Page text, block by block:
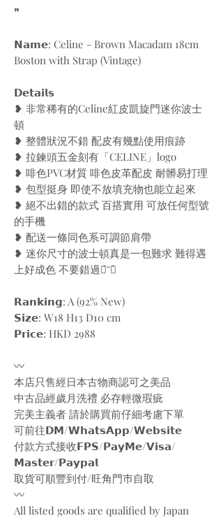
❞
𝗡𝗮𝗺𝗲: Celine - Brown Macadam 18cm
Boston with Strap (Vintage)
𝗗𝗲𝘁𝗮𝗶𝗹𝘀
❥ 非常稀有的Celine紅皮凱旋門迷你波士
頓
❥ 整體狀況不錯 配皮有幾點使用痕跡
❥ 拉鍊頭五金刻有「CELINE」logo
❥ 啡色PVC材質 啡色皮革配皮 耐髒易打理
❥ 包型挺身 即使不放填充物也能立起來
❥ 絕不出錯的款式 百搭實用 可放任何型號
的手機
❥ 配送一條同色系可調節肩帶
❥ 迷你尺寸的波士頓真是一包難求 難得遇
上好成色 不要錯過ฅ́˘ฅ̀
𝗥𝗮𝗻𝗸𝗶𝗻𝗴: A (92% New)
𝗦𝗶𝘇𝗲: W18 H13 D10 cm
𝗣𝗿𝗶𝗰𝗲: HKD 2988
〰️
本店只售經日本古物商認可之美品
中古品經歲月洗禮 必存輕微瑕疵
完美主義者 請於購買前仔細考慮下單
可前往𝗗𝗠/𝗪𝗵𝗮𝘁𝘀𝗔𝗽𝗽/𝗪𝗲𝗯𝘀𝗶𝘁𝗲
付款方式接收𝗙𝗣𝗦/𝗣𝗮𝘆𝗠𝗲/𝗩𝗶𝘀𝗮/
𝗠𝗮𝘀𝘁𝗲𝗿/𝗣𝗮𝘆𝗽𝗮𝗹
取貨可順豐到付/旺角門巿自取
〰️
All listed goods are qualified by Japan